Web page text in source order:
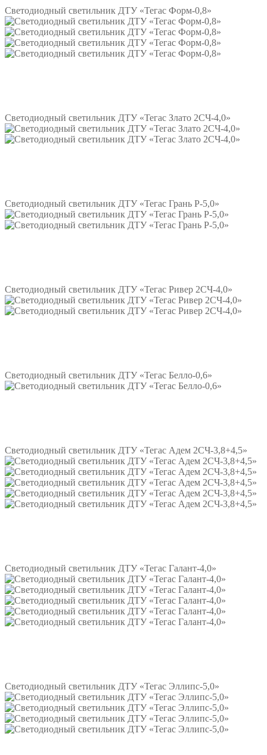
Светодиодный светильник ДТУ «Тегас Форм-0,8»
Светодиодный светильник ДТУ «Тегас Злато 2СЧ-4,0»
Светодиодный светильник ДТУ «Тегас Грань Р-5,0»
Светодиодный светильник ДТУ «Тегас Ривер 2СЧ-4,0»
Светодиодный светильник ДТУ «Тегас Белло-0,6»
Светодиодный светильник ДТУ «Тегас Адем 2СЧ-3,8+4,5»
Светодиодный светильник ДТУ «Тегас Галант-4,0»
Светодиодный светильник ДТУ «Тегас Эллипс-5,0»